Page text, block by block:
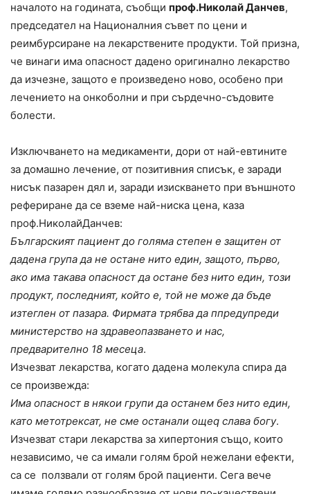
началото на годината, съобщи проф.Николай Данчев,
председател на Националния съвет по цени и
реимбурсиране на лекарствените продукти. Той призна,
че винаги има опасност дадено оригинално лекарство
да изчезне, защото е произведено ново, особено при
лечението на онкоболни и при сърдечно-съдовите
болести.
Изключването на медикаменти, дори от най-евтините
за домашно лечение, от позитивния списък, е заради
нисък пазарен дял и, заради изискването при външното
рефериране да се вземе най-ниска цена, каза
проф.НиколайДанчев:
Българският пациент до голяма степен е защитен от
дадена група да не остане нито един, защото, първо,
ако има такава опасност да остане без нито един, този
продукт, последният, който е, той не може да бъде
изтеглен от пазара. Фирмата трябва да ппредупреди
министерство на здравеопазването и нас,
предварително 18 месеца.
Изчезват лекарства, когато дадена молекула спира да
се произвежда:
Има опасност в някои групи да останем без нито един,
като метотрeксат, не сме останали ощеq слава богу.
Изчезват стари лекарства за хипертония също, които
независимо, че са имали голям брой нежелани ефекти,
са се ползвали от голям брой пациенти. Сега вече